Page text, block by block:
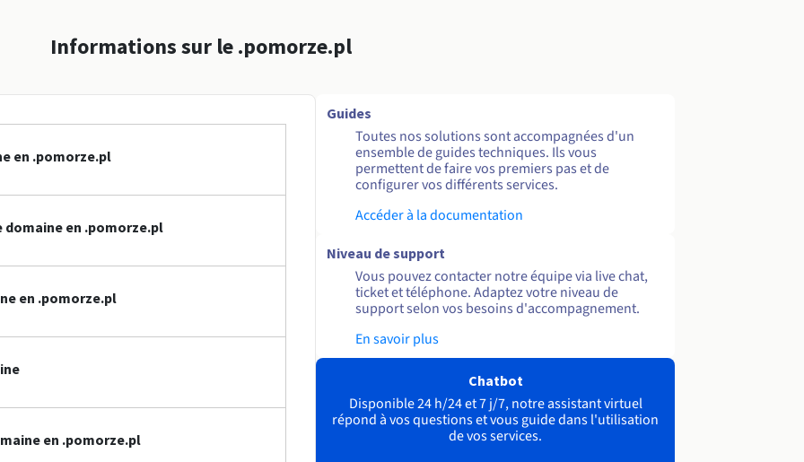
Informations sur le .pomorze.pl
en .pomorze.pl
en .pomorze.pl
en .pomorze.pl
en .pomorze.pl
Guides
Toutes nos solutions sont accompagnées d'un
ensemble de guides techniques. Ils vous
permettent de faire vos premiers pas et de
configurer vos différents services.
Accéder à la documentation
Niveau de support
Vous pouvez contacter notre équipe via live chat,
ticket et téléphone. Adaptez votre niveau de
support selon vos besoins d'accompagnement.
En savoir plus
Chatbot
Disponible 24 h/24 et 7 j/7, notre assistant virtuel
répond à vos questions et vous guide dans l'utilisation
de vos services.